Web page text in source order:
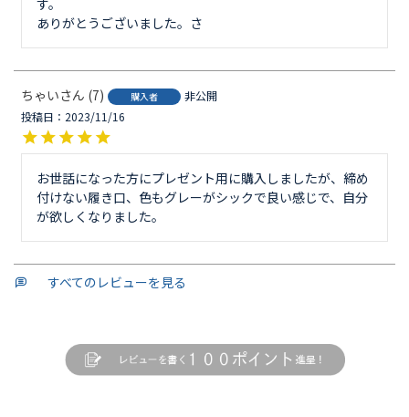
す。
ありがとうございました。さ
ちゃい 7 購入者
非公開
投稿日
2023/11/16
お世話になった方にプレゼント用に購入しましたが、締め
付けない履き口、色もグレーがシックで良い感じで、自分
が欲しくなりました。
すべてのレビューを見る